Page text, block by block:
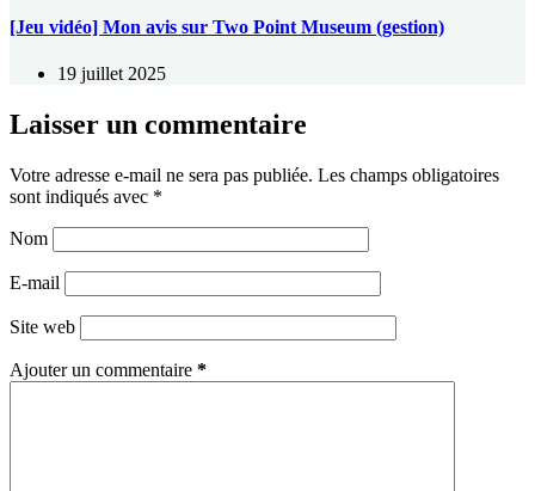
[Jeu vidéo] Mon avis sur Two Point Museum (gestion)
19 juillet 2025
Laisser un commentaire
Votre adresse e-mail ne sera pas publiée. Les champs obligatoires
sont indiqués avec *
Nom
E-mail
Site web
Ajouter un commentaire *